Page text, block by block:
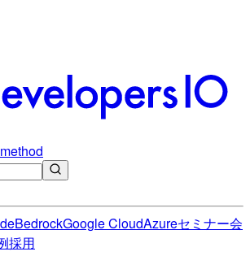
BedrockGoogle CloudAzureセミナー会
採用